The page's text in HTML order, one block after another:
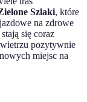
Szlaki, które
na zdrowe
się coraz
pozytywnie
miejsc na